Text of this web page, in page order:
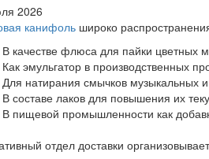
2026
канифоль широко
В качестве флюса для пайки цветных
Как эмульгатор в производственных
Для натирания смычков музыкальных
В составе лаков для повышения их
В пищевой промышленности как
отдел доставки